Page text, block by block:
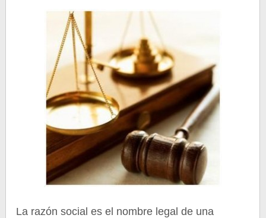
La razón social es el nombre legal de una